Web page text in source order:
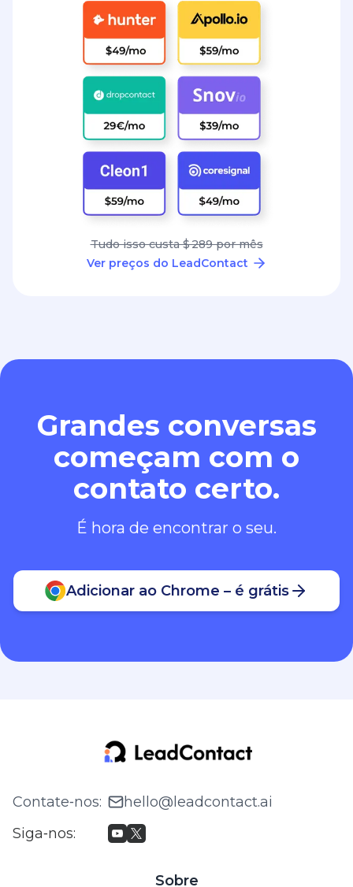
Tudo isso custa $ 289 por mês
Ver preços do LeadContact
Grandes conversas
começam com o
contato certo.
É hora de encontrar o seu.
Adicionar ao Chrome – é grátis
Contate‑nos:
hello@leadcontact.ai
Siga‑nos:
Sobre